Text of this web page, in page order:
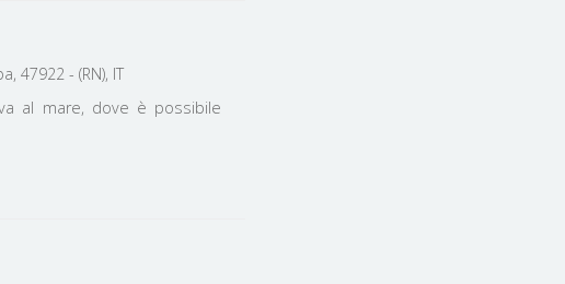
47922 - (RN), IT
al mare, dove è possibile